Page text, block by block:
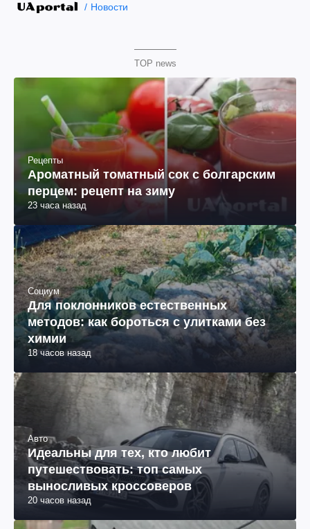
Новости
TOP news
Рецепты
Ароматный томатный сок с болгарским
перцем: рецепт на зиму
23 часа назад
Социум
Для поклонников естественных
методов: как бороться с улитками без
химии
18 часов назад
Авто
Идеальны для тех, кто любит
путешествовать: топ самых
выносливых кроссоверов
20 часов назад